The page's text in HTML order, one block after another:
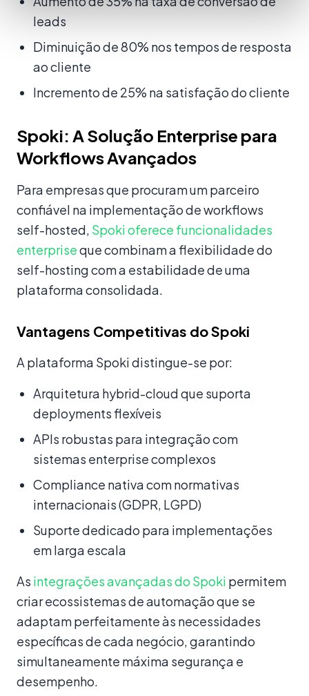
leads
Diminuição de 80% nos tempos de resposta
ao cliente
Incremento de 25% na satisfação do cliente
Spoki: A Solução Enterprise para
Workflows Avançados
Para empresas que procuram um parceiro
confiável na implementação de workflows
self-hosted, Spoki oferece funcionalidades
enterpriseque combinam a flexibilidade do
self-hosting com a estabilidade de uma
plataforma consolidada.
Vantagens Competitivas do Spoki
A plataforma Spoki distingue-se por:
Arquitetura hybrid-cloud que suporta
deployments flexíveis
APIs robustas para integração com
sistemas enterprise complexos
Compliance nativa com normativas
internacionais (GDPR, LGPD)
Suporte dedicado para implementações
em larga escala
As integrações avançadas do Spoki permitem
criar ecossistemas de automação que se
adaptam perfeitamente às necessidades
específicas de cada negócio, garantindo
simultaneamente máxima segurança e
desempenho.